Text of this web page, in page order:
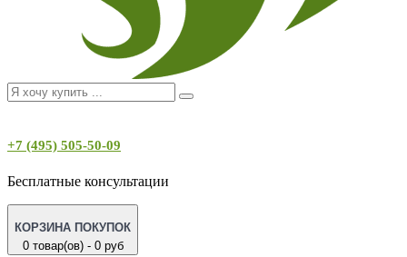
+7 (495) 505-50-09
Бесплатные консультации
КОРЗИНА ПОКУПОК
0 товар(ов) - 0 руб